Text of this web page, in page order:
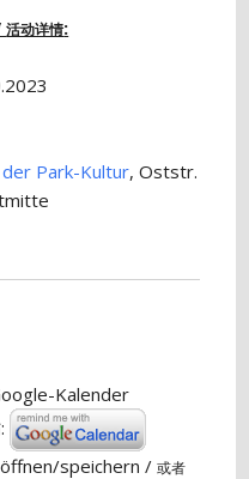
活动详情:
Park-Kultur, Oststr.
Kalender
:
öffnen/speichern /或者